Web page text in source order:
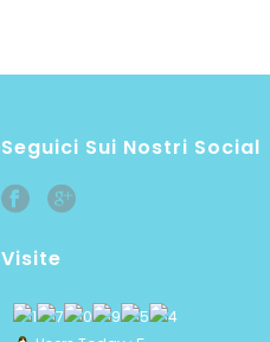
Seguici Sui Nostri Social
Visite